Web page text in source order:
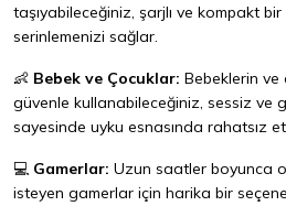
taşıyabileceğiniz, şarjlı ve kompakt
serinlemenizi sağlar.
👶 Bebek ve Çocuklar: Bebeklerin ve
güvenle kullanabileceğiniz, sessiz ve
sayesinde uyku esnasında rahatsız
💻 Gamerlar: Uzun saatler boyunca
isteyen gamerlar için harika bir